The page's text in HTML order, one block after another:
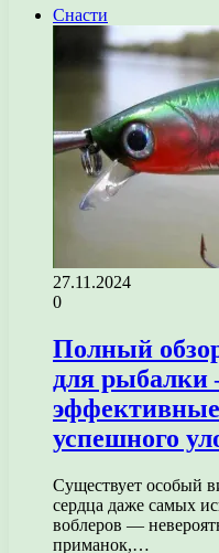
Снасти
27.11.2024
0
Полный
для рыбалки
успешного
Существует особый
сердца даже самых
воблеров —
приманок,…